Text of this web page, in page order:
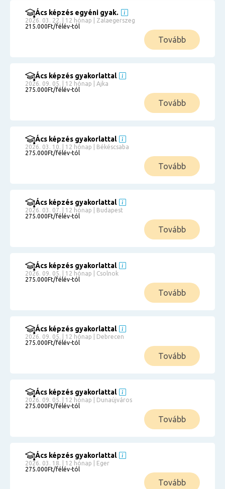
Ács képzés egyéni gyak.
2026. 03. 22. | 12 hónap | Zalaegerszeg
215.000Ft/félév-tól
Tovább
Ács képzés gyakorlattal
2026. 09. 05. | 12 hónap | Ajka
275.000Ft/félév-tól
Tovább
Ács képzés gyakorlattal
2026. 03. 10. | 12 hónap | Békéscsaba
275.000Ft/félév-tól
Tovább
Ács képzés gyakorlattal
2026. 03. 07. | 12 hónap | Budapest
275.000Ft/félév-tól
Tovább
Ács képzés gyakorlattal
2026. 09. 05. | 12 hónap | Csolnok
275.000Ft/félév-tól
Tovább
Ács képzés gyakorlattal
2026. 09. 05. | 12 hónap | Debrecen
275.000Ft/félév-tól
Tovább
Ács képzés gyakorlattal
2026. 09. 05. | 12 hónap | Dunaújváros
275.000Ft/félév-tól
Tovább
Ács képzés gyakorlattal
2026. 03. 18. | 12 hónap | Eger
275.000Ft/félév-tól
Tovább